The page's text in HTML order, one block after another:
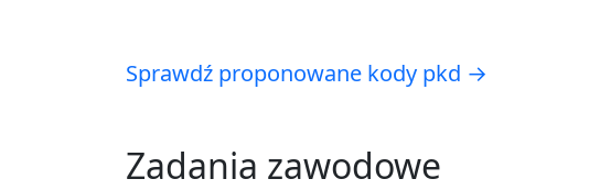
Sprawdź proponowane kody pkd →
Zadania zawodowe